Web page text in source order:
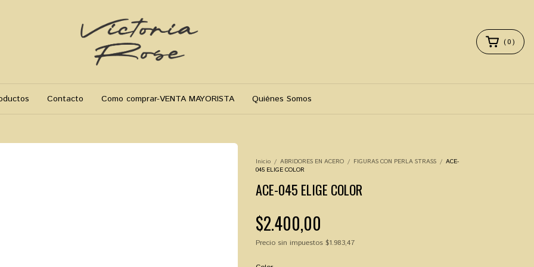
(0)
Contacto Como comprar-VENTA MAYORISTA Quiénes Somos
Inicio / ABRIDORES EN ACERO / FIGURAS CON PERLA STRASS / ACE-
045 ELIGE COLOR
ACE-045 ELIGE COLOR
$2.400,00
Precio sin impuestos $1.983,47